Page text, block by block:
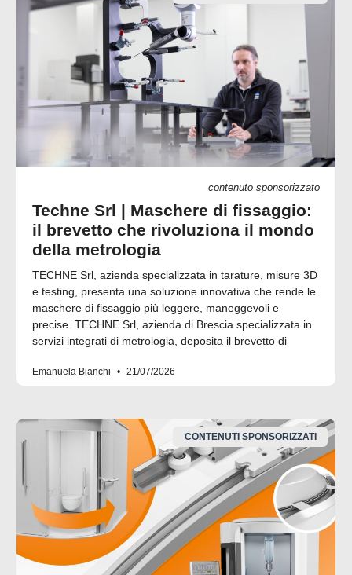
contenuto sponsorizzato
Techne Srl | Maschere di fissaggio:
il brevetto che rivoluziona il mondo
della metrologia
TECHNE Srl, azienda specializzata in tarature, misure 3D
e testing, presenta una soluzione innovativa che rende le
maschere di fissaggio più leggere, maneggevoli e
precise. TECHNE Srl, azienda di Brescia specializzata in
servizi integrati di metrologia, deposita il brevetto di
Emanuela Bianchi 21/07/2026
CONTENUTI SPONSORIZZATI